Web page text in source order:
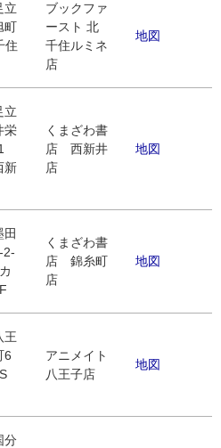
立
町
住
ブックファ
ースト 北
千住ルミネ
店
地図
立
栄
新
くまざわ書
店 西新井
店
地図
田
2-
くまざわ書
店 錦糸町
店
地図
王
6
アニメイト
八王子店
地図
分